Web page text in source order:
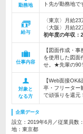
勤務地
ト先が勤務地
給与
〈東京〉月給
〈大阪〉月給
初年度の年収：
仕事内容
【図面作成・
を使用した図面
せ。★先輩の90
対象と
なる方
【Web面接
卒・フリータ
で頑張りを還元！
企業データ
設立：2019年6月／従業員数
地：東京都